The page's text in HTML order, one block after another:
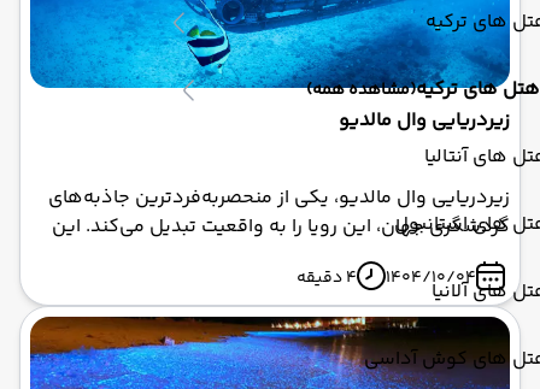
های ترکیه
هتل های ترکیه(مشاهده همه)
های آنتالیا
های استانبول
های آلانیا
های کوش آداسی
زیردریایی وال مالدیو
زیردریایی وال مالدیو، یکی از منحصربه‌فردترین جاذبه‌های
گردشگری جهان، این رویا را به واقعیت تبدیل می‌کند. این
زیردریایی پیشرفته، که به عنوان عمیق‌ترین زیردریایی
متر در اقیانوس هند می‌برد تا با چشمان خود شاهد رقص
ماهی‌های رنگارنگ، مرجان‌های زنده و حتی نهنگ‌های
باشکوه باشید.
1404/10/04 4 دقیقه